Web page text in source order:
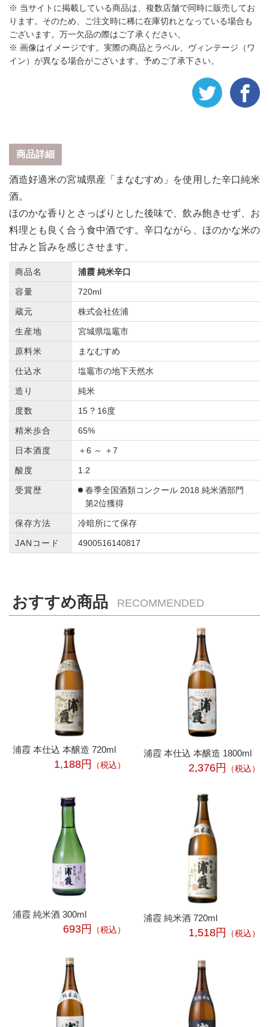
※ 当サイトに掲載している商品は、複数店舗で同時に販売してお
ります。そのため、ご注文時に稀に在庫切れとなっている場合も
ございます。万一欠品の際はご了承ください。
※ 画像はイメージです。実際の商品とラベル、ヴィンテージ（ワ
イン）が異なる場合がございます。予めご了承下さい。
商品詳細
酒造好適米の宮城県産「まなむすめ」を使用した辛口純米
酒。
ほのかな香りとさっぱりとした後味で、飲み飽きせず、お
料理とも良く合う食中酒です。辛口ながら、ほのかな米の
甘みと旨みを感じさせます。
商品名 浦霞 純米辛口
容量 720ml
蔵元 株式会社佐浦
生産地 宮城県塩竈市
原料米 まなむすめ
仕込水 塩竈市の地下天然水
造り 純米
度数 15 ? 16度
精米歩合 65%
日本酒度 ＋6 ～ ＋7
酸度 1.2
受賞歴
春季全国酒類コンクール 2018 純米酒部門
第2位獲得
保存方法 冷暗所にて保存
JANコード 4900516140817
おすすめ商品 RECOMMENDED
浦霞 本仕込 本醸造 720ml
1,188円 （税込）
浦霞 本仕込 本醸造 1800ml
2,376円 （税込）
浦霞 純米酒 300ml
693円 （税込）
浦霞 純米酒 720ml
1,518円 （税込）